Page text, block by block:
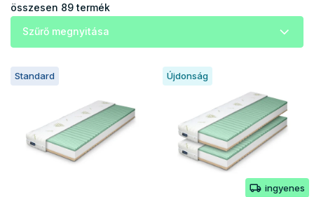
k
e
n
összesen 89termék
Szűrő megnyitása
T
eStandard Újdonság
ingyenes